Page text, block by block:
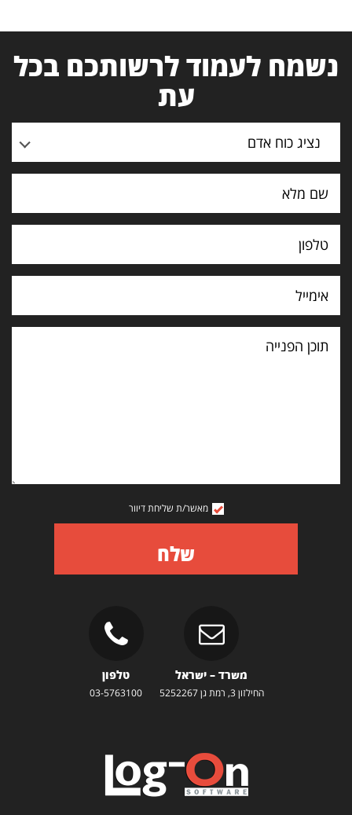
נשמח לעמוד לרשותכם בכל
עת
נציג כוח אדם
תוכן
הפנייה
מאשר/ת שליחת דיוור
שלח
משרד – ישראל
החילזון 3, רמת גן 5252267
טלפון
03-5763100